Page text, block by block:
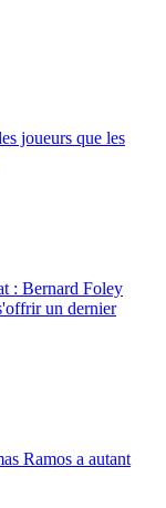
joueurs que les
: Bernard Foley
un dernier
Ramos a autant